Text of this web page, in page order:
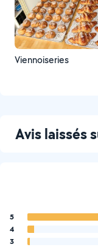
Viennoiseries
Avis laissés
5
4
3